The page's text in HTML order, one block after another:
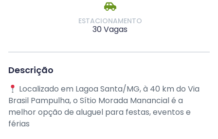
ESTACIONAMENTO
30 Vagas
Descrição
Localizado em Lagoa Santa/MG, à 40 km do Via
Brasil Pampulha, o Sítio Morada Manancial é a
melhor opção de aluguel para festas, eventos e
férias